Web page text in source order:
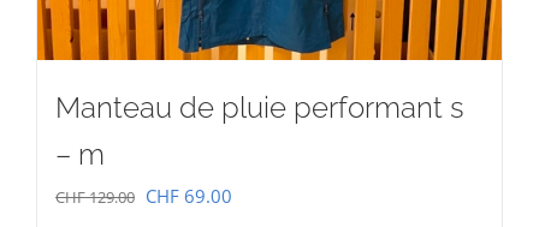
Manteau de pluie performant s
– m
CHF129.00 Le
CHF 69.00